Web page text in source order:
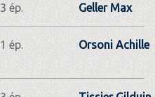
3 ép. Geller Max
1 ép. Orsoni Achille